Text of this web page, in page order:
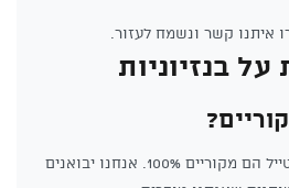
איתנו קשר ונשמח לעזור.
בנזיוניות
כן, כל המוצרים באלפיין סטייל הם מקוריים 100%. אנחנו יבואנים